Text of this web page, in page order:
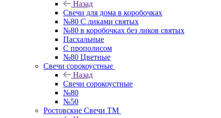
Назад
Свечи для дома в коробочках
№80 С ликами святых
№80 в коробочках без ликов святых
Пасхальные
С прополисом
№80 Цветные
Свечи сорокоустные
Назад
Свечи сорокоустные
№80
№50
Ростовские Свечи ТМ